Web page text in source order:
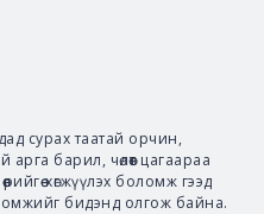
сурах таатай орчин,
барил, чөлөөт цагаараа
хөгжүүлэх боломж гээд
бидэнд олгож байна.